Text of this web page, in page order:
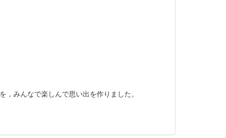
みんなで楽しんで思い出を作りました。